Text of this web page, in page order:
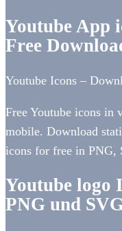
Youtube App
Free
Youtube Icons –
Free Youtube icons in
mobile. Download
icons for free in PNG,
Youtube logo
PNG und